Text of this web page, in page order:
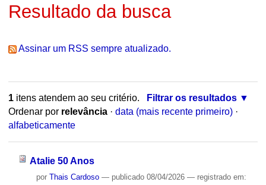
Resultado da busca
Assinar um RSS sempre atualizado.
1itens atendem ao seu critério.
Filtrar os resultados
Ordenar por relevância · data (mais recente primeiro) ·
alfabeticamente
Atalie 50 Anos
por Thais Cardoso — publicado08/04/2026 — registrado em: